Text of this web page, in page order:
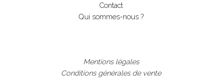
Contact
Qui sommes-nous ?
Mentions légales
Conditions générales de vente